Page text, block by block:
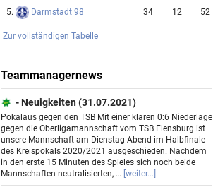
5.
Darmstadt 98 34 12 52
Zur vollständigen Tabelle
Teammanagernews
- Neuigkeiten(31.07.2021)
Pokalaus gegen den TSB Mit einer klaren 0:6 Niederlage
gegen die Oberligamannschaft vom TSB Flensburg ist
unsere Mannschaft am Dienstag Abend im Halbfinale
des Kreispokals 2020/2021 ausgeschieden. Nachdem
in den erste 15 Minuten des Spieles sich noch beide
Mannschaften neutralisierten, … [weiter...]